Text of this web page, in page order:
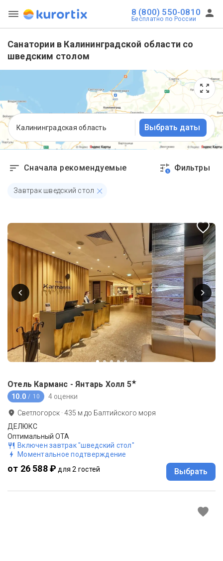
8 (800) 550-0810
Бесплатно по России
Санатории в Калининградской области со
шведским столом
Калининградская область Выбрать даты
Сначала рекомендуемые 1 Фильтры
Завтрак шведский стол
Отель Карманс - Янтарь Холл 5★
10.0 / 10 4 оценки
Светлогорск ·435 м до Балтийского моря
ДЕЛЮКС
Оптимальный OTA
Включен завтрак "шведский стол"
Моментальное подтверждение
от 26 588 ₽ для 2 гостей Выбрать